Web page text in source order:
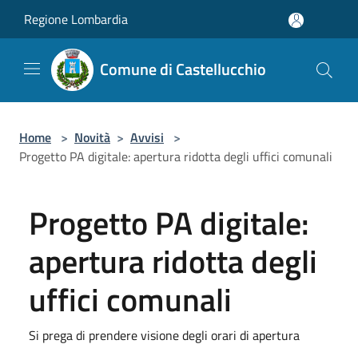
Regione Lombardia
Comune di Castellucchio
Home > Novità > Avvisi >
Progetto PA digitale: apertura ridotta degli uffici comunali
Progetto PA digitale:
apertura ridotta degli
uffici comunali
Si prega di prendere visione degli orari di apertura